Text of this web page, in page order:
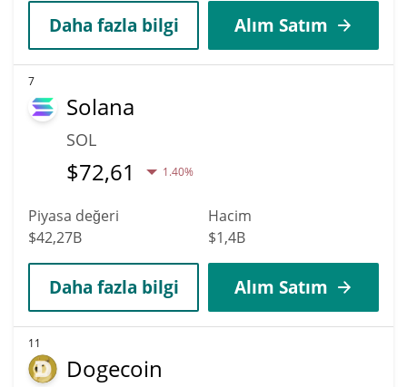
Daha fazla bilgi Alım Satım
7
Solana
SOL
$72,61 1.40%
Piyasa değeri
$42,27B
Hacim
$1,4B
Daha fazla bilgi Alım Satım
11
Dogecoin